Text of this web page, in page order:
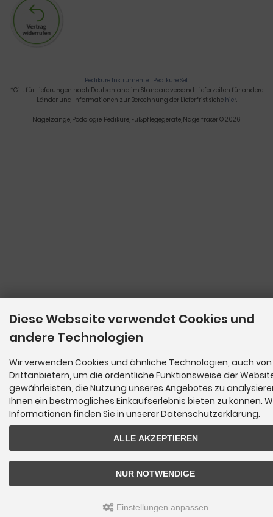
Pediküre Instrumente | Pediküre Set
*Gilt für Lieferungen nach Deutschland im Standardversand. Lieferzeiten für andere
Länder und Informationen zur Berechnung der Lieferfrist siehe hier.
Nagelzange, Podologie, Pediküre, Fußpflegegeräte, Nagelfräser © 2026
Diese Webseite verwendet Cookies und
andere Technologien
Wir verwenden Cookies und ähnliche Technologien, auch von
Drittanbietern, um die ordentliche Funktionsweise der
gewährleisten, die Nutzung unseres Angebotes zu
Ihnen ein bestmögliches Einkaufserlebnis bieten zu können.
Informationen finden Sie in unserer Datenschutzerklärung.
ALLE AKZEPTIEREN
NUR NOTWENDIGE
Einstellungen anpassen